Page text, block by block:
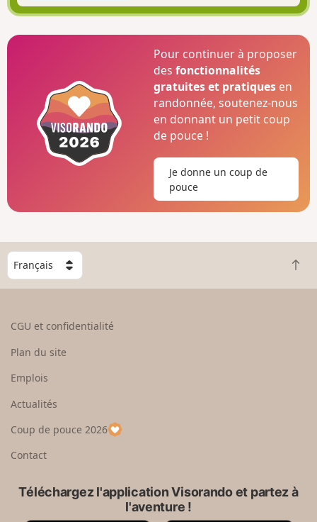
Pour continuer à proposer
desfonctionnalités
gratuites et pratiques en
randonnée, soutenez-nous
en donnant un petit coup
de pouce !
Je donne un coup de
pouce
C
h
o
e
u
p
a
R
e
CGU et confidentialité
Plan du site
Emplois
Actualités
Coup de pouce 2026
Contact
Téléchargez l'application Visorando et partez à
l'aventure !